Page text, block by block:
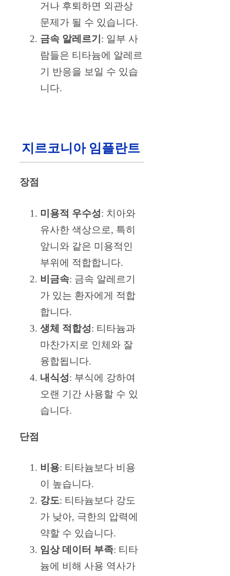
거나 후퇴하면 외관상
문제가 될 수 있습니다.
금속 알레르기 : 일부 사
람들은 티타늄에 알레르
기 반응을 보일 수 있습
니다.
지르코니아 임플란트
장점
미용적 우수성: 치아와
유사한 색상으로, 특히
앞니와 같은 미용적인
부위에 적합합니다.
비금속: 금속 알레르기
가 있는 환자에게 적합
합니다.
생체 적합성: 티타늄과
마찬가지로 인체와 잘
융합됩니다.
내식성: 부식에 강하여
오랜 기간 사용할 수 있
습니다.
단점
비용: 티타늄보다 비용
이 높습니다.
강도: 티타늄보다 강도
가 낮아, 극한의 압력에
약할 수 있습니다.
임상 데이터 부족: 티타
늄에 비해 사용 역사가